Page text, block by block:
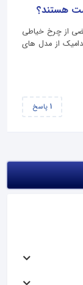
هستند؟
از چرخ خیاطی
از مدل های
1 پاسخ